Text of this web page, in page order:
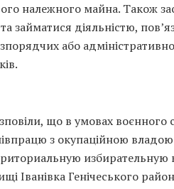
належного майна. Також
займатися діяльністю,
або
що в умовах воєнного
з окупаційною владою
избирательную
Іванівка Генічеського